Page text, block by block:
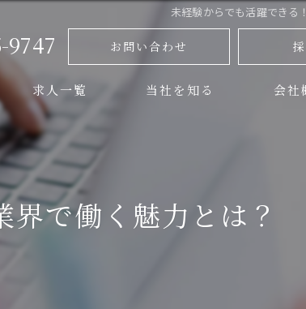
未経験からでも活躍できる
9747 お問い合わせ
求人一覧 当社を知る
正社員
会社
で働く魅力とは？